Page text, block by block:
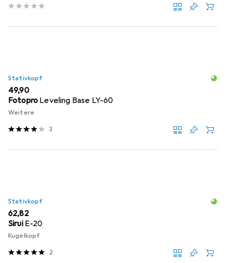
Stativkopf
EUR
49,90
Fotopro Leveling Base LY-60
Weitere
3
Stativkopf
EUR
62,82
Sirui E-20
Kugelkopf
2